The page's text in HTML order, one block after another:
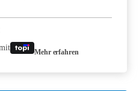
Mehr erfahren